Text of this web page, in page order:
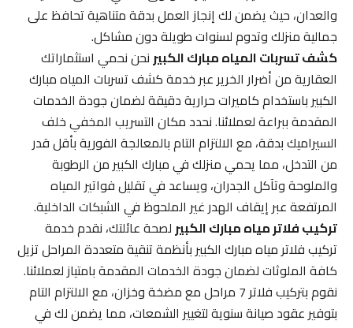
والعدان، حيث يضمن لك إنجاز العمل بدقة متناهية تحافظ على
جمالية منزلك وتدوم لسنوات طويلة دون مشاكل.
كشف تسربات المياه مبارك الكبيرنحن نحمي استثماراتك
العقارية من أضرار الخرير عبر خدمة كشف تسربات المياه مبارك
الكبير باستخدام كاميرات حرارية دقيقة لضمان جودة الخدمات
المقدمة ببراعة لعملائنا. نحدد مكان التسريب المخفي خلف
السيراميك بدقة، مع الالتزام التام بالمعالجة الفورية بأقل قدر
من التدخل، مما يحمي منزلك في مبارك الكبير من الرطوبة
والملوحة وتآكل الجدران، ويساعد في تقليل فواتير المياه
المرتفعة عبر إيقاف الهدر غير الملحوظ في الشبكات الداخلية.
تركيب فلاتر مياه مبارك الكبيرلصحة عائلتك، نقدم خدمة
تركيب فلاتر مياه مبارك الكبير بأنظمة تنقية متعددة المراحل تزيل
كافة الملوثات لضمان جودة الخدمات المقدمة بامتياز لعملائنا.
نقوم بتركيب فلاتر 7 مراحل مع مضخة وخزان، مع الالتزام التام
بتوفير عقود صيانة سنوية لتغيير الشمعات، مما يضمن لك في